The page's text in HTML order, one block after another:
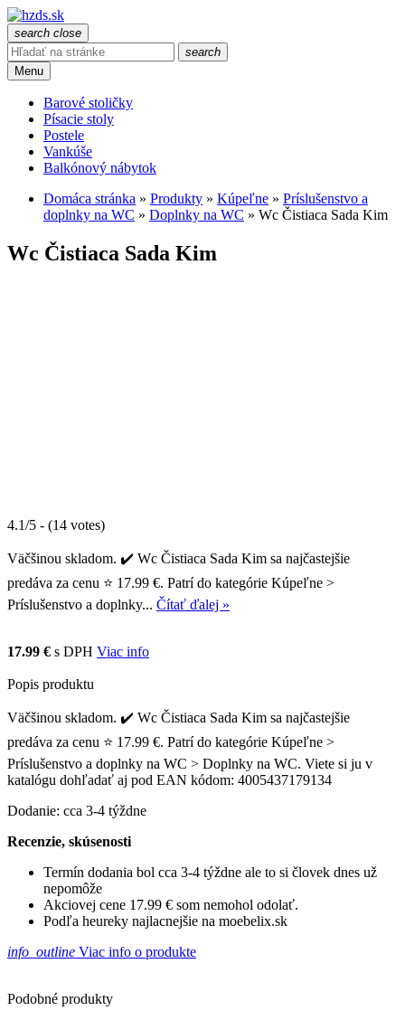
search close
search
Menu
Barové stoličky
Písacie stoly
Postele
Vankúše
Balkónový nábytok
Domáca stránka » Produkty » Kúpeľne » Príslušenstvo a
doplnky na WC » Doplnky na WC » Wc Čistiaca Sada Kim
Wc Čistiaca Sada Kim
4.1/5 - (14 votes)
Väčšinou skladom. ✔️ Wc Čistiaca Sada Kim sa najčastejšie
predáva za cenu ⭐ 17.99 €. Patrí do kategórie Kúpeľne >
Príslušenstvo a doplnky... Čítať ďalej »
17.99 € s DPH Viac info
Popis produktu
Väčšinou skladom. ✔️ Wc Čistiaca Sada Kim sa najčastejšie
predáva za cenu ⭐ 17.99 €. Patrí do kategórie Kúpeľne >
Príslušenstvo a doplnky na WC > Doplnky na WC. Viete si ju v
katalógu dohľadať aj pod EAN kódom: 4005437179134
Dodanie: cca 3-4 týždne
Recenzie, skúsenosti
Termín dodania bol cca 3-4 týždne ale to si človek dnes už
nepomôže
Akciovej cene 17.99 € som nemohol odolať.
Podľa heureky najlacnejšie na moebelix.sk
info_outline Viac info o produkte
Podobné produkty